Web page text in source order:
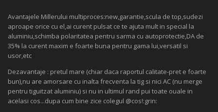
Avantajele Millerului multiproces:new,garantie,scula de top,sudezi
aproape orice cu el,ai curent pulsat ce te ajuta mult in special la
aluminiu,schimba polaritatea pentru sarma cu autoprotectie,DA de
35% la curent maxim e foarte buna pentru gama lui,versatil si
usor,etc
Dezavantaje : pretul mare (chiar daca raportul calitate-pret e foarte
bun),nu are amorsare cu inalta frecventa la tig si nici AC (nu merge
pentru tiguitzat aluminiu) si nu in ultimul rand pui toate ouale in
acelasi cos...dupa cum bine zice colegul @cos!:grin: